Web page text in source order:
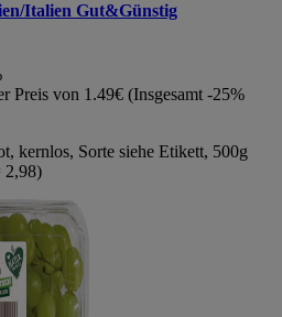
Italien Gut&Günstig
Preis von 1.49€ (Insgesamt -25%
kernlos, Sorte siehe Etikett, 500g
2,98)